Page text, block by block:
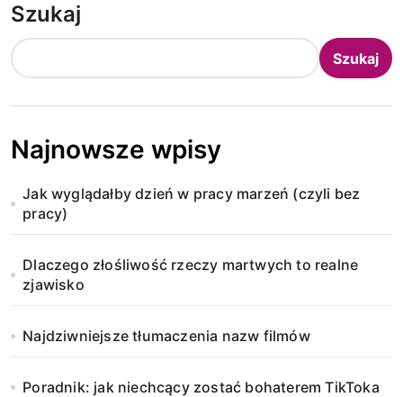
Szukaj
Szukaj
Najnowsze wpisy
Jak wyglądałby dzień w pracy marzeń (czyli bez
pracy)
Dlaczego złośliwość rzeczy martwych to realne
zjawisko
Najdziwniejsze tłumaczenia nazw filmów
Poradnik: jak niechcący zostać bohaterem TikToka